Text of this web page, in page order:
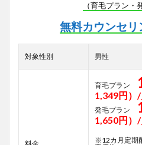
（育毛プラン・
無料カウンセリ
対象性別 男性
育毛プラン
1,349円）
発毛プラン
1,650円）
※12カ月定期